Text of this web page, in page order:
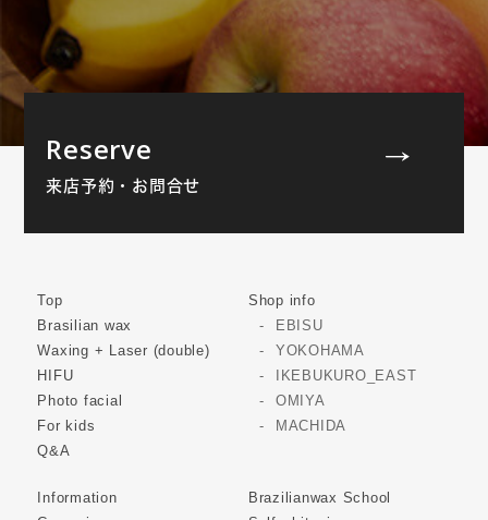
Reserve
来店予約・お問合せ
Top
Brasilian wax
Waxing + Laser (double)
HIFU
Photo facial
For kids
Q&A
Shop info
EBISU
YOKOHAMA
IKEBUKURO_EAST
OMIYA
MACHIDA
Information
Brazilianwax School